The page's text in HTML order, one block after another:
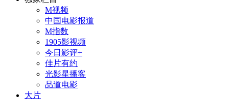
M视频
中国电影报道
M指数
1905影视频
今日影评+
佳片有约
光影星播客
品道电影
大片